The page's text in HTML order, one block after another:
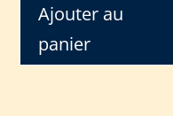
Ajouter au
panier